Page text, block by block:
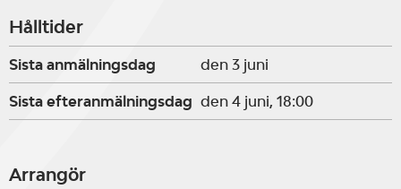
Hålltider
Sista anmälningsdag den 3 juni
Sista efteranmälningsdag den 4 juni, 18:00
Arrangör